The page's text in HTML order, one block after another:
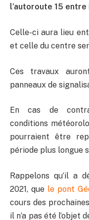
l’autoroute 15
Celle-ci aura lieu
et celle du centre
Ces travaux
panneaux de
En cas de
conditions
pourraient être
période plus longue
Rappelons qu’il a
2021, que le pont
cours des
il n’a pas été l’objet